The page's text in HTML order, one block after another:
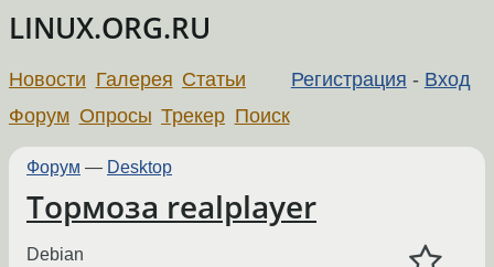
LINUX.ORG.RU
Регистрация - Вход
Новости Галерея Статьи
Форум Опросы Трекер Поиск
Форум — Desktop
Тормоза realplayer
Debian